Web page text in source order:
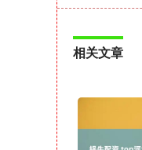
相关文章